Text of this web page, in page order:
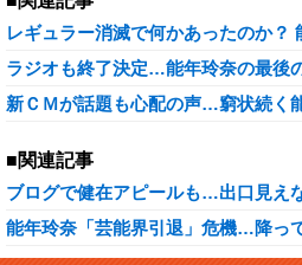
レギュラー消滅で何かあったのか？
ラジオも終了決定…能年玲奈の最後
新ＣＭが話題も心配の声…窮状続く
■関連記事
ブログで健在アピールも…出口見え
能年玲奈「芸能界引退」危機…降っ